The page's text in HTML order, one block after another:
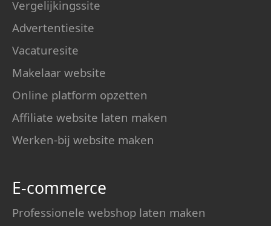
Vergelijkingssite
Advertentiesite
Vacaturesite
Makelaar website
Online platform opzetten
Affiliate website laten maken
Werken-bij website maken
E-commerce
Professionele webshop laten maken